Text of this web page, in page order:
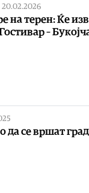
20.02.2026
на терен: Ќе
–
да се вршат